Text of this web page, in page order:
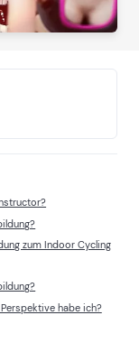
zum Indoor Cycling
habe ich?